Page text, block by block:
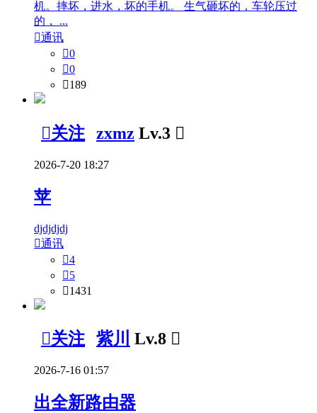
机。摔坏，进水，坏的手机。 生气砸坏的，车轮压过
的， ...
通讯
0
0
189
关注 zxmz Lv.3 
2026-7-20 18:27
苹
djdjdjdj
通讯
4
5
1431
关注 紫川 Lv.8 
2026-7-16 01:57
出全新路由器